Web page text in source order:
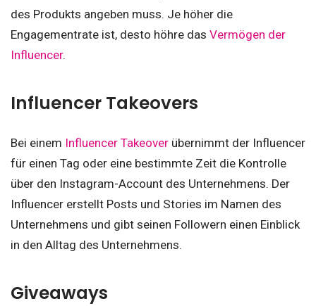
des Produkts angeben muss. Je höher die
Engagementrate ist, desto höhre das Vermögen der
Influencer.
Influencer Takeovers
Bei einem Influencer Takeover übernimmt der Influencer
für einen Tag oder eine bestimmte Zeit die Kontrolle
über den Instagram-Account des Unternehmens. Der
Influencer erstellt Posts und Stories im Namen des
Unternehmens und gibt seinen Followern einen Einblick
in den Alltag des Unternehmens.
Giveaways